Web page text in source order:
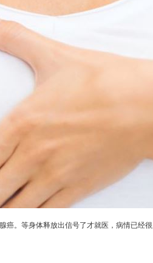
。等身体释放出信号了才就医，病情已经